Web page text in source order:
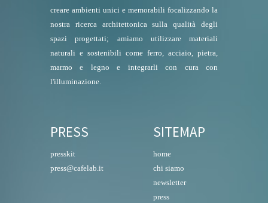
creare ambienti unici e memorabili focalizzando la
nostra ricerca architettonica sulla qualità degli
spazi progettati; amiamo utilizzare materiali
naturali e sostenibili come ferro, acciaio, pietra,
marmo e legno e integrarli con cura con
l'illuminazione.
PRESS
presskit
press@cafelab.it
SITEMAP
home
chi siamo
newsletter
press